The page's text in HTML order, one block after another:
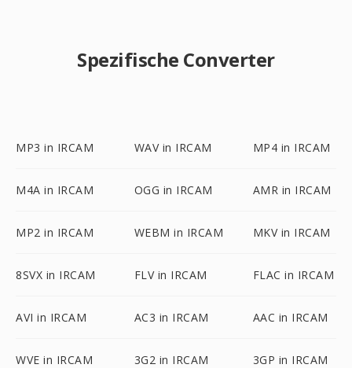
Spezifische Converter
MP3 in IRCAM WAV in IRCAM MP4 in IRCAM
M4A in IRCAM OGG in IRCAM AMR in IRCAM
MP2 in IRCAM WEBM in IRCAM MKV in IRCAM
8SVX in IRCAM FLV in IRCAM FLAC in IRCAM
AVI in IRCAM AC3 in IRCAM AAC in IRCAM
WVE in IRCAM 3G2 in IRCAM 3GP in IRCAM